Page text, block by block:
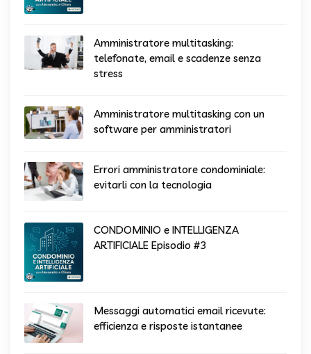
Amministratore multitasking:
telefonate, email e scadenze senza
stress
Amministratore multitasking con un
software per amministratori
Errori amministratore condominiale:
evitarli con la tecnologia
CONDOMINIO e INTELLIGENZA
ARTIFICIALE Episodio #3
Messaggi automatici email ricevute:
efficienza e risposte istantanee